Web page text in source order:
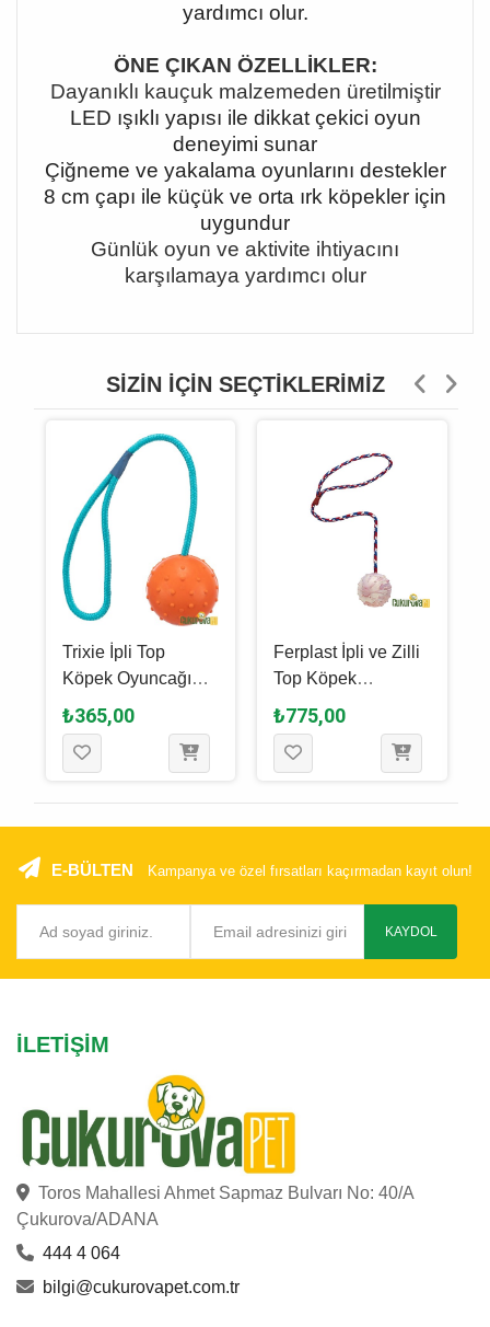
yardımcı olur.
ÖNE ÇIKAN ÖZELLİKLER:
Dayanıklı kauçuk malzemeden üretilmiştir
LED ışıklı yapısı ile dikkat çekici oyun
deneyimi sunar
Çiğneme ve yakalama oyunlarını destekler
8 cm çapı ile küçük ve orta ırk köpekler için
uygundur
Günlük oyun ve aktivite ihtiyacını
karşılamaya yardımcı olur
SIZIN İÇIN SEÇTIKLERIMIZ
Trixie İpli Top
Köpek Oyuncağı
Karışık Renkli - 6 x
30 Cm
₺365,00
Ferplast İpli ve Zilli
Top Köpek
Oyuncağı M / 60 Cm
₺775,00
E-BÜLTEN Kampanya ve özel fırsatları kaçırmadan kayıt olun!
KAYDOL
İLETIŞIM
Toros Mahallesi Ahmet Sapmaz Bulvarı No: 40/A
Çukurova/ADANA
444 4 064
bilgi@cukurovapet.com.tr